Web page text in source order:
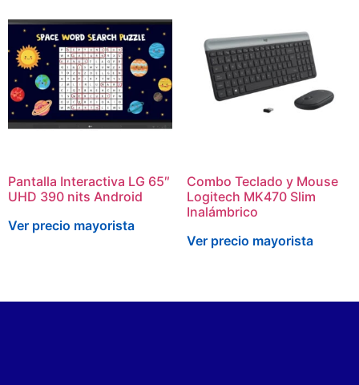
Pantalla Interactiva LG 65″
UHD 390 nits Android
Ver precio mayorista
Combo Teclado y Mouse
Logitech MK470 Slim
Inalámbrico
Ver precio mayorista